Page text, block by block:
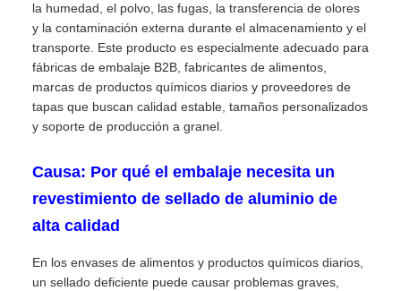
la humedad, el polvo, las fugas, la transferencia de olores
y la contaminación externa durante el almacenamiento y el
transporte. Este producto es especialmente adecuado para
fábricas de embalaje B2B, fabricantes de alimentos,
marcas de productos químicos diarios y proveedores de
tapas que buscan calidad estable, tamaños personalizados
y soporte de producción a granel.
Causa: Por qué el embalaje necesita un
revestimiento de sellado de aluminio de
alta calidad
En los envases de alimentos y productos químicos diarios,
un sellado deficiente puede causar problemas graves,